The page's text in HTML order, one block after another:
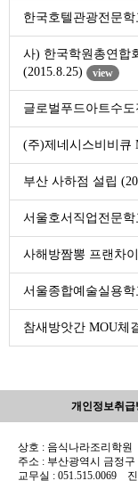
한국호텔관광전문
사) 한국학원총연합
(2015.8.25)
view
글로벌푸드아트수
(주)제네시스비비큐
부산 사하점 설립
서울호서직업전문학
사해방짬뽕 프랜차
서울종합예술실용학
참새방앗간 MOU체
개인정보취급
상호 : 음식나라조리학원
주소 : 부산광역시 금정
교무실 : 051.515.0069